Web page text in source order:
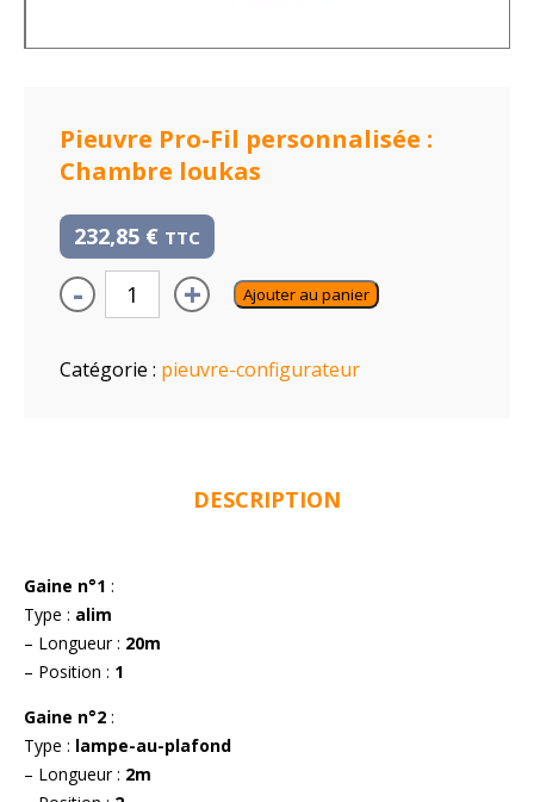
Pieuvre Pro-Fil personnalisée :
Chambre loukas
232,85 € TTC
- + Ajouter au panier
Catégorie : pieuvre-configurateur
DESCRIPTION
Gaine n°1 :
Type : alim
– Longueur : 20m
– Position : 1
Gaine n°2 :
Type : lampe-au-plafond
– Longueur : 2m